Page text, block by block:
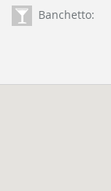
Banchetto: